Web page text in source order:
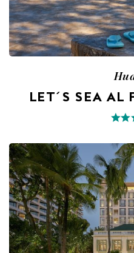
LET´S SEA AL